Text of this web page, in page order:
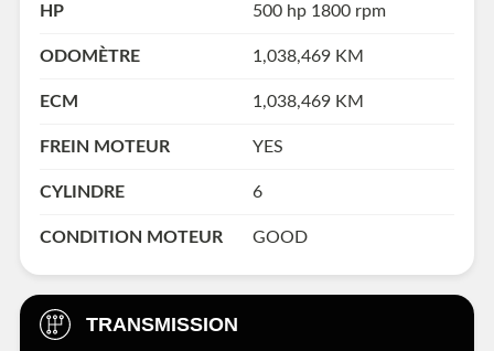
HP 500 hp 1800 rpm
ODOMÈTRE 1,038,469 KM
ECM 1,038,469 KM
FREIN MOTEUR YES
CYLINDRE 6
CONDITION MOTEUR GOOD
TRANSMISSION